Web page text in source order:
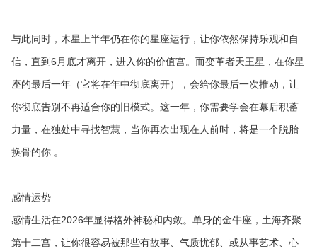
与此同时，木星上半年仍在你的星座运行，让你依然保持乐观和自
信，直到6月底才离开，进入你的价值宫。而变革者天王星，在你星
座的最后一年（它将在年中彻底离开），会给你最后一次推动，让
你彻底告别不再适合你的旧模式。这一年，你需要学会在幕后积蓄
力量，在独处中寻找智慧，当你再次出现在人前时，将是一个脱胎
换骨的你 。
感情运势
感情生活在2026年显得格外神秘和内敛。单身的金牛座，土海齐聚
第十二宫，让你很容易被那些有故事、气质忧郁、或从事艺术、心